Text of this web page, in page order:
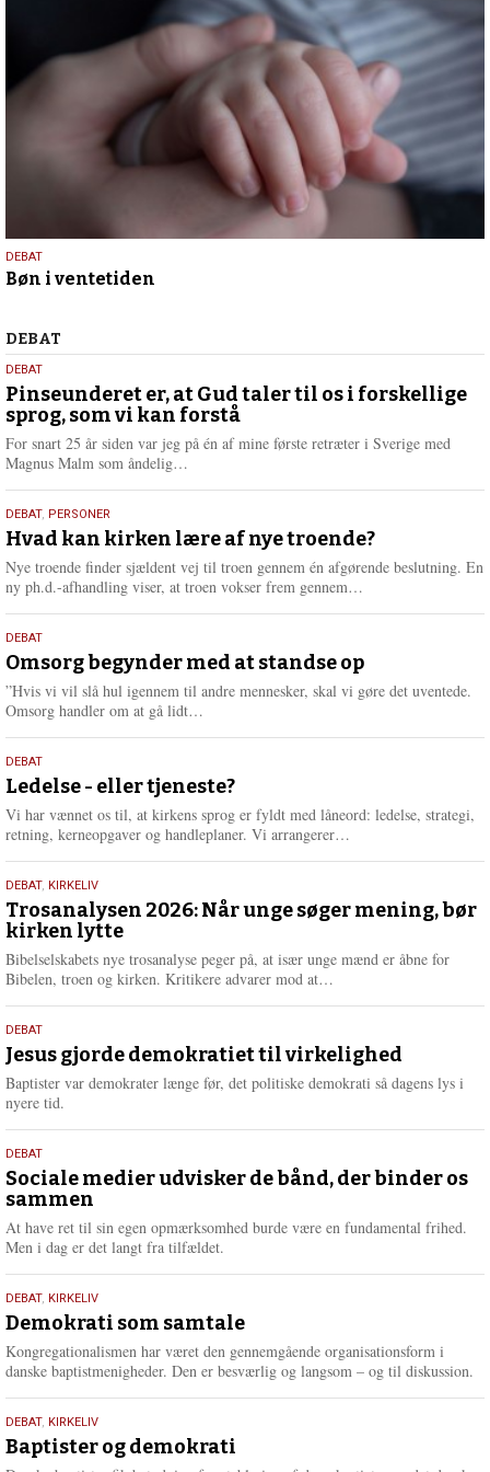
29.
april
DEBAT
Bøn i ventetiden
Debat
DEBAT
5.
august
2026
DEBAT
Pinseunderet er, at Gud taler til os i forskellige
sprog, som vi kan forstå
For snart 25 år siden var jeg på én af mine første retræter i Sverige med
Magnus Malm som åndelig…
e
r
e
25.
juli
2026
DEBAT, PERSONER
Hvad kan kirken lære af nye troende?
Nye troende finder sjældent vej til troen gennem én afgørende beslutning. En
ny ph.d.-afhandling viser, at troen vokser frem gennem…
e
r
e
9.
juli
2026
DEBAT
Omsorg begynder med at standse op
”Hvis vi vil slå hul igennem til andre mennesker, skal vi gøre det uventede.
Omsorg handler om at gå lidt…
e
r
e
10.
juni
2026
DEBAT
Ledelse - eller tjeneste?
Vi har vænnet os til, at kirkens sprog er fyldt med låneord: ledelse, strategi,
retning, kerneopgaver og handleplaner. Vi arrangerer…
e
2.
juni
2026
DEBAT, KIRKELIV
Trosanalysen 2026: Når unge søger mening, bør
kirken lytte
Bibelselskabets nye trosanalyse peger på, at især unge mænd er åbne for
Bibelen, troen og kirken. Kritikere advarer mod at…
e
r
e
18.
maj
2026
DEBAT
Jesus gjorde demokratiet til virkelighed
Baptister var demokrater længe før, det politiske demokrati så dagens lys i
nyere tid.
18.
maj
2026
DEBAT
Sociale medier udvisker de bånd, der binder os
sammen
At have ret til sin egen opmærksomhed burde være en fundamental frihed.
Men i dag er det langt fra tilfældet.
18.
maj
2026
DEBAT, KIRKELIV
Demokrati som samtale
Kongregationalismen har været den gennemgående organisationsform i
danske baptistmenigheder. Den er besværlig og langsom – og til diskussion.
18.
maj
DEBAT, KIRKELIV
Baptister og demokrati